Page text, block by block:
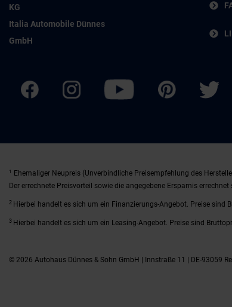
KG
Italia Automobile Dünnes
GmbH
1
Ehemaliger Neupreis (Unverbindliche Preisempfehlung des
Der errechnete Preisvorteil sowie die angegebene Ersparnis
2 Hierbei handelt es sich um ein Finanzierungs-Angebot. Preise sind
3 Hierbei handelt es sich um ein Leasing-Angebot. Preise sind
© 2026 Autohaus Dünnes & Sohn GmbH | Innstraße 11 | DE-93059